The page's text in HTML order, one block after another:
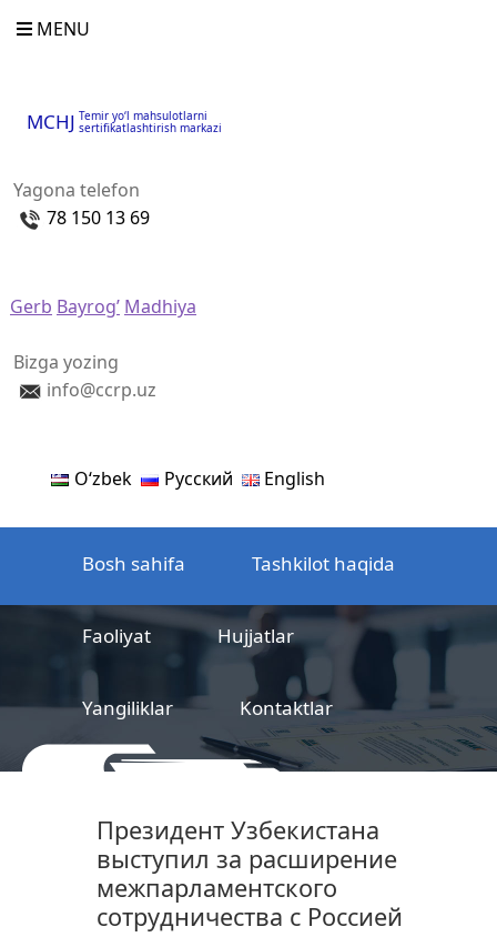
MENU
MCHJ Temir yo‘l mahsulotlarni
sertifikatlashtirish markazi
Yagona telefon
78 150 13 69
Gerb Bayrog’ Madhiya
Bizga yozing
info@ccrp.uz
Oʻzbek Русский English
Bosh sahifa Tashkilot haqida
Faoliyat Hujjatlar
Yangiliklar Kontaktlar
sertifikatlashtirish markazi
Президент Узбекистана
выступил за расширение
межпарламентского
сотрудничества с Россией